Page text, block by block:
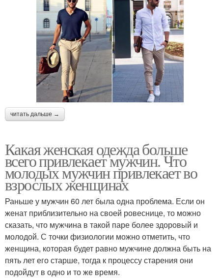
читать дальше →
Какая женская одежда больше
всего привлекает мужчин. Что
молодых мужчин привлекает во
взрослых женщинах
Раньше у мужчин 60 лет была одна проблема. Если он
женат приблизительно на своей ровеснице, то можно
сказать, что мужчина в такой паре более здоровый и
молодой. С точки физиологии можно отметить, что
женщина, которая будет равно мужчине должна быть на
пять лет его старше, тогда к процессу старения они
подойдут в одно и то же время.